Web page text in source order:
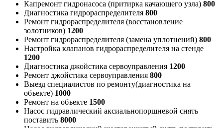
Капремонт гидронасоса (притирка качающего узла) 800
Диагностика гидрораспределителя 800
Ремонт гидрораспределителя (восстановление
золотников) 1200
Ремонт гидрораспределителя (замена уплотнений) 800
Настройка клапанов гидрораспределителя на стенде
1200
Диагностика джойстика сервоуправления 1200
Ремонт джойстика сервоуправления 800
Выезд специалистов по ремонту(диагностика на
объекте) 1000
Ремонт на объекте 1500
Насос гидравлический аксиальнопоршневой снять
поставить 8000